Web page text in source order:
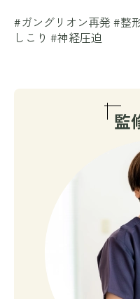
#ガングリオン再発 #整
しこり #神経圧迫